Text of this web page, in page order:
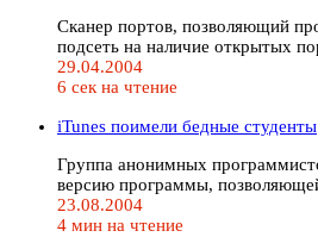
Сканер портов, позволяющий
подсеть на наличие открытых
29.04.2004
6 сек на чтение
iTunes поимели бедные студенты
Группа анонимных
версию программы,
23.08.2004
4 мин на чтение